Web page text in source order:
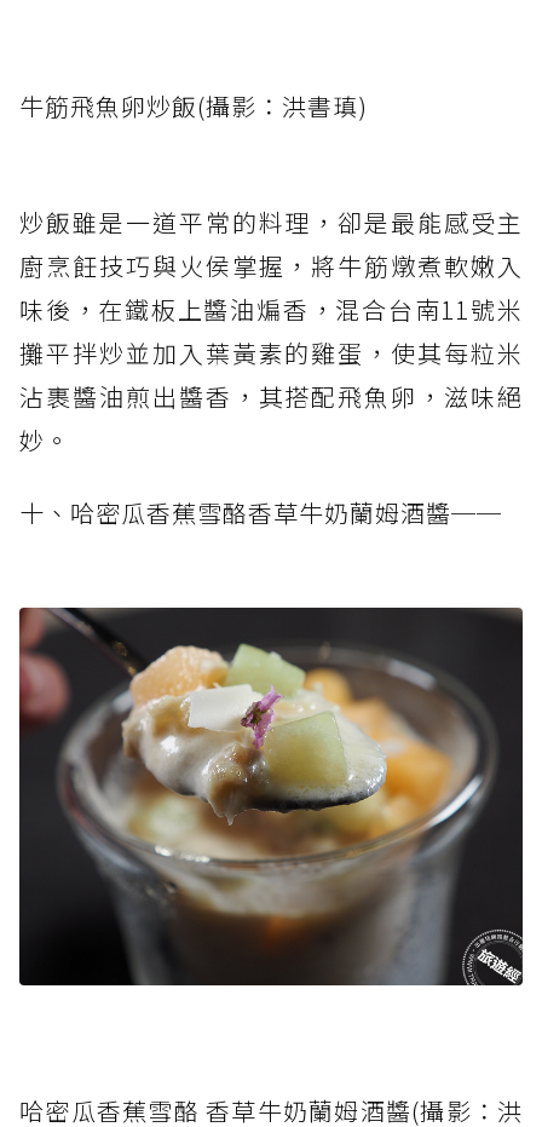
牛筋飛魚卵炒飯(攝影：洪書瑱)
炒飯雖是一道平常的料理，卻是最能感受主
廚烹飪技巧與火侯掌握，將牛筋燉煮軟嫩入
味後，在鐵板上醬油煸香，混合台南11號米
攤平拌炒並加入葉黃素的雞蛋，使其每粒米
沾裹醬油煎出醬香，其搭配飛魚卵，滋味絕
妙。
十、哈密瓜香蕉雪酪香草牛奶蘭姆酒醬──
哈密瓜香蕉雪酪 香草牛奶蘭姆酒醬(攝影：洪